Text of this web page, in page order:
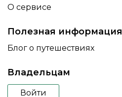
О сервисе
Полезная информация
Блог о путешествиях
Владельцам
Войти